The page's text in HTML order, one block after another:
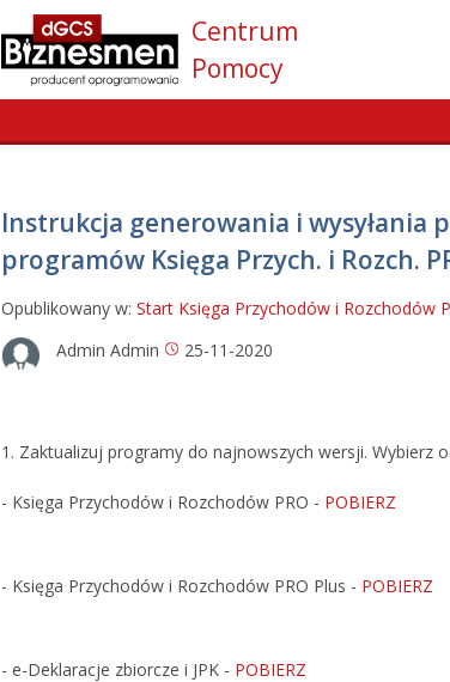
Centrum
Pomocy
Instrukcja generowania i wysyłania
programów Księga Przych. i Rozch.
Opublikowany w: Start Księga Przychodów i Rozchodów
Admin Admin
25-11-2020
1. Zaktualizuj programy do najnowszych wersji. Wybierz
- Księga Przychodów i Rozchodów PRO - POBIERZ
- Księga Przychodów i Rozchodów PRO Plus - POBIERZ
- e-Deklaracje zbiorcze i JPK - POBIERZ